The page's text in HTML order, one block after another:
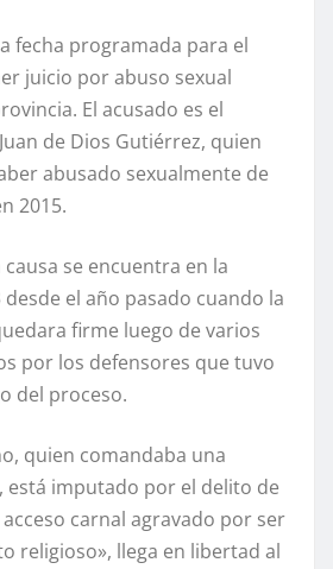
fecha programada para el
juicio por abuso sexual
El acusado es el
de Dios Gutiérrez, quien
abusado sexualmente de
2015.
se encuentra en la
desde el año pasado cuando la
firme luego de varios
por los defensores que tuvo
del proceso.
quien comandaba una
está imputado por el delito de
carnal agravado por ser
religioso», llega en libertad al